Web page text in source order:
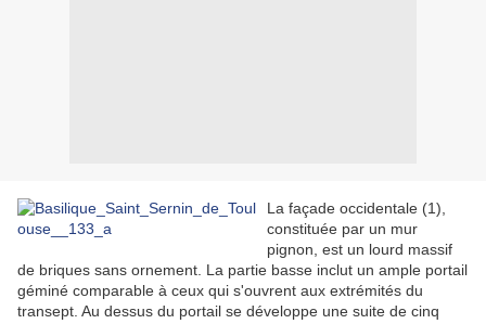
La façade occidentale (1),
constituée par un mur
pignon, est un lourd massif
de briques sans ornement. La partie basse inclut un ample portail
géminé comparable à ceux qui s'ouvrent aux extrémités du
transept. Au dessus du portail se développe une suite de cinq